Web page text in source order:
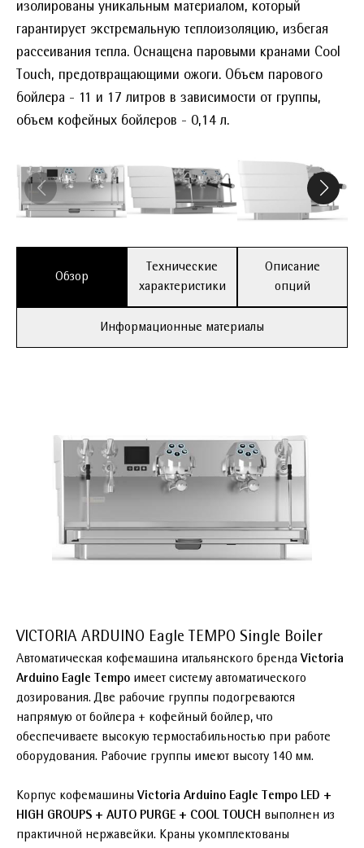
изолированы уникальным материалом, который
гарантирует экстремальную теплоизоляцию, избегая
рассеивания тепла. Оснащена паровыми кранами Cool
Touch, предотвращающими ожоги. Объем парового
бойлера - 11 и 17 литров в зависимости от группы,
объем кофейных бойлеров - 0,14 л.
Обзор
Технические
характеристики
Описание
опций
Информационные материалы
VICTORIA ARDUINO Eagle TEMPO Single Boiler
Автоматическая кофемашина итальянского бренда Victoria
Arduino Eagle Tempo имеет систему автоматического
дозирования. Две рабочие группы подогреваются
напрямую от бойлера + кофейный бойлер, что
обеспечиваете высокую термостабильностью при работе
оборудования. Рабочие группы имеют высоту 140 мм.
Корпус кофемашины Victoria Arduino Eagle Tempo LED +
HIGH GROUPS + AUTO PURGE + COOL TOUCH выполнен из
практичной нержавейки. Краны укомплектованы